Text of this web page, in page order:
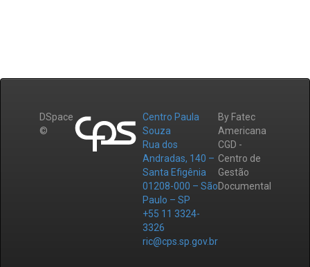
DSpace
©
Centro Paula
Souza
Rua dos
Andradas, 140 –
Santa Efigênia
01208-000 – São
Paulo – SP
+55 11 3324-
3326
ric@cps.sp.gov.br
By Fatec
Americana
CGD -
Centro de
Gestão
Documental